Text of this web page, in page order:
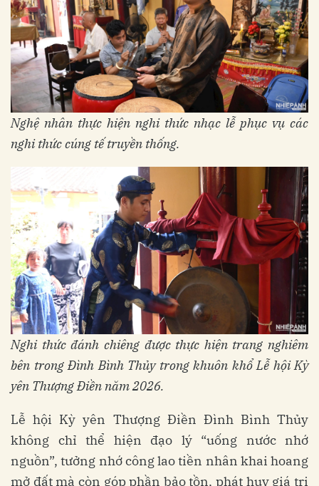
Nghệ nhân thực hiện nghi thức nhạc lễ phục vụ các
nghi thức cúng tế truyền thống.
Nghi thức đánh chiêng được thực hiện trang nghiêm
bên trong Đình Bình Thủy trong khuôn khổ Lễ hội Kỳ
yên Thượng Điền năm 2026.
Lễ hội Kỳ yên Thượng Điền Đình Bình Thủy
không chỉ thể hiện đạo lý “uống nước nhớ
nguồn”, tưởng nhớ công lao tiền nhân khai hoang
mở đất mà còn góp phần bảo tồn, phát huy giá trị